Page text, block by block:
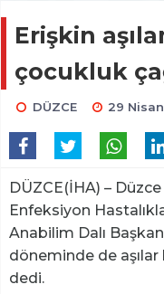
Erişkin
çocukluk
DÜZCE 29
DÜZCE(İHA) –
Enfeksiyon
Anabilim Dalı
döneminde de
dedi.